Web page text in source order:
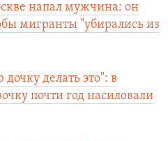
напал мужчина: он
мигранты "убирались из
делать это": в
почти год насиловали